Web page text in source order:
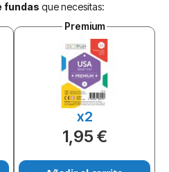
fundas que necesitas:
Premium
x2
1,95 €